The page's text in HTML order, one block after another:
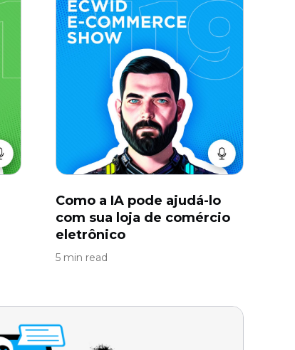
Como a IA pode ajudá-lo
com sua loja de comércio
eletrônico
5 min read